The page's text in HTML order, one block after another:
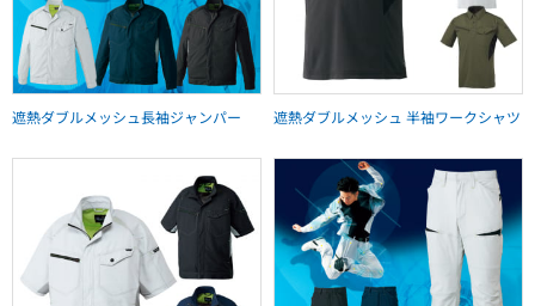
遮熱ダブルメッシュ長袖ジャンパー 遮熱ダブルメッシュ 半袖ワークシャツ